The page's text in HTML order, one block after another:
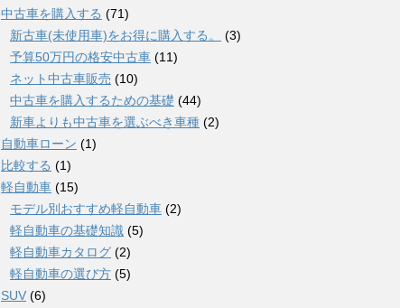
中古車を購入する (71)
新古車(未使用車)をお得に購入する。
(3)
予算50万円の格安中古車 (11)
ネット中古車販売 (10)
中古車を購入するための基礎 (44)
新車よりも中古車を選ぶべき車種 (2)
自動車ローン (1)
比較する (1)
軽自動車 (15)
モデル別おすすめ軽自動車 (2)
軽自動車の基礎知識 (5)
軽自動車カタログ (2)
軽自動車の選び方 (5)
SUV (6)